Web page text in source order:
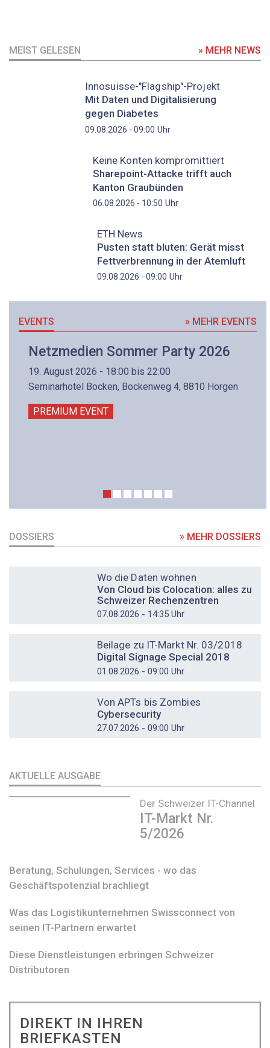
MEIST GELESEN » MEHR NEWS
Innosuisse-"Flagship"-Projekt
Mit Daten und Digitalisierung
gegen Diabetes
09.08.2026 - 09:00 Uhr
Keine Konten kompromittiert
Sharepoint-Attacke trifft auch
Kanton Graubünden
06.08.2026 - 10:50 Uhr
ETH News
Pusten statt bluten: Gerät misst
Fettverbrennung in der Atemluft
09.08.2026 - 09:00 Uhr
EVENTS » MEHR EVENTS
Netzmedien Sommer Party 2026
19. August 2026 - 18:00 bis 22:00
Seminarhotel Bocken, Bockenweg 4, 8810 Horgen
PREMIUM EVENT
DOSSIERS » MEHR DOSSIERS
Wo die Daten wohnen
Von Cloud bis Colocation: alles zu
Schweizer Rechenzentren
07.08.2026 - 14:35 Uhr
Beilage zu IT-Markt Nr. 03/2018
Digital Signage Special 2018
01.08.2026 - 09:00 Uhr
Von APTs bis Zombies
Cybersecurity
27.07.2026 - 09:00 Uhr
AKTUELLE AUSGABE
Der Schweizer IT-Channel
IT-Markt Nr.
5/2026
Beratung, Schulungen, Services - wo das
Geschäftspotenzial brachliegt
Was das Logistikunternehmen Swissconnect von
seinen IT-Partnern erwartet
Diese Dienstleistungen erbringen Schweizer
Distributoren
DIREKT IN IHREN
BRIEFKASTEN